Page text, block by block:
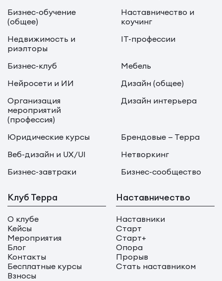
Бизнес-обучение
(общее)
Наставничество и
коучинг
Недвижимость и
риэлторы
IT-профессии
Бизнес-клуб
Мебель
Нейросети и ИИ
Дизайн (общее)
Организация
мероприятий
(профессия)
Дизайн интерьера
Юридические курсы
Брендовые — Терра
Веб-дизайн и UX/UI
Нетворкинг
Бизнес-завтраки
Бизнес-сообщество
Клуб Терра
О клубе
Кейсы
Мероприятия
Блог
Контакты
Бесплатные курсы
Взносы
Наставничество
Наставники
Старт
Старт+
Опора
Прорыв
Стать наставником